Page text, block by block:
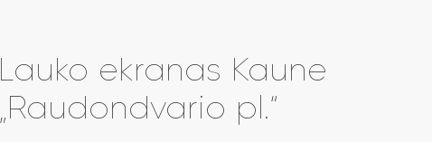
Lauko ekranas Kaune
„Raudondvario pl.“